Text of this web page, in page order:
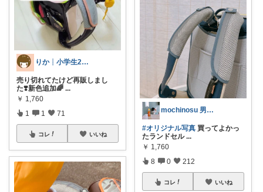
りか┊小学生2人4人家族2LDK暮らし
売り切れてたけど再販しまし
た❣️新色追加🌈 ...
￥ 1,760
1 1 71
コレ いいね
mochinosu 男の子ふたり育児
#オリジナル写真 買ってよかっ
たランドセル ...
￥ 1,760
8 0 212
コレ いいね